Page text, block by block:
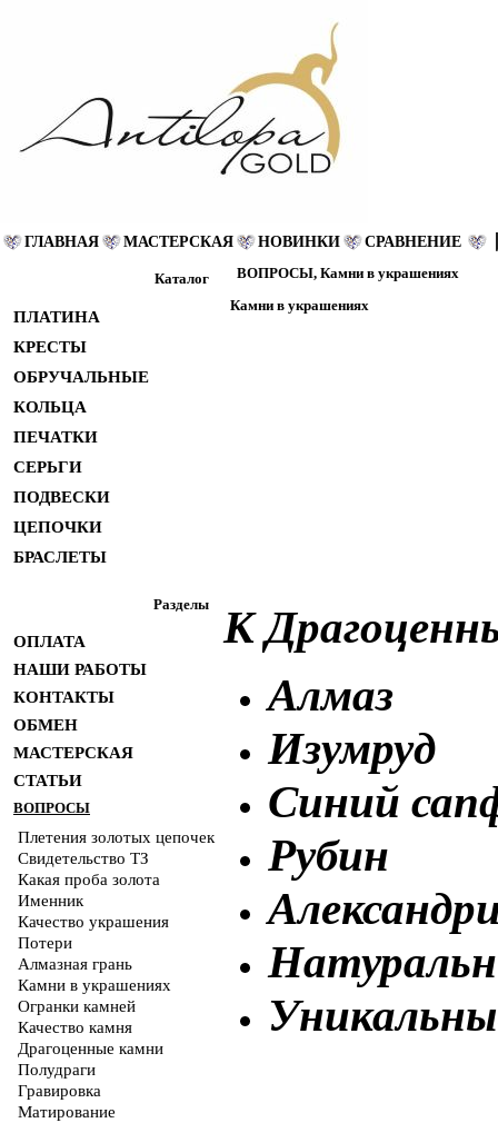
ГЛАВНАЯ МАСТЕРСКАЯ НОВИНКИ СРАВНЕНИЕ
Каталог
ПЛАТИНА
КРЕСТЫ
ОБРУЧАЛЬНЫЕ
КОЛЬЦА
ПЕЧАТКИ
СЕРЬГИ
ПОДВЕСКИ
ЦЕПОЧКИ
БРАСЛЕТЫ
Разделы
ОПЛАТА
НАШИ РАБОТЫ
КОНТАКТЫ
ОБМЕН
МАСТЕРСКАЯ
СТАТЬИ
ВОПРОСЫ
Плетения золотых цепочек
Свидетельство ТЗ
Какая проба золота
Именник
Качество украшения
Потери
Алмазная грань
Камни в украшениях
Огранки камней
Качество камня
Драгоценные камни
Полудраги
Гравировка
Матирование
ВОПРОСЫ, Камни в украшениях
Камни в украшениях
К
Алмаз
Изумруд
Синий
Рубин